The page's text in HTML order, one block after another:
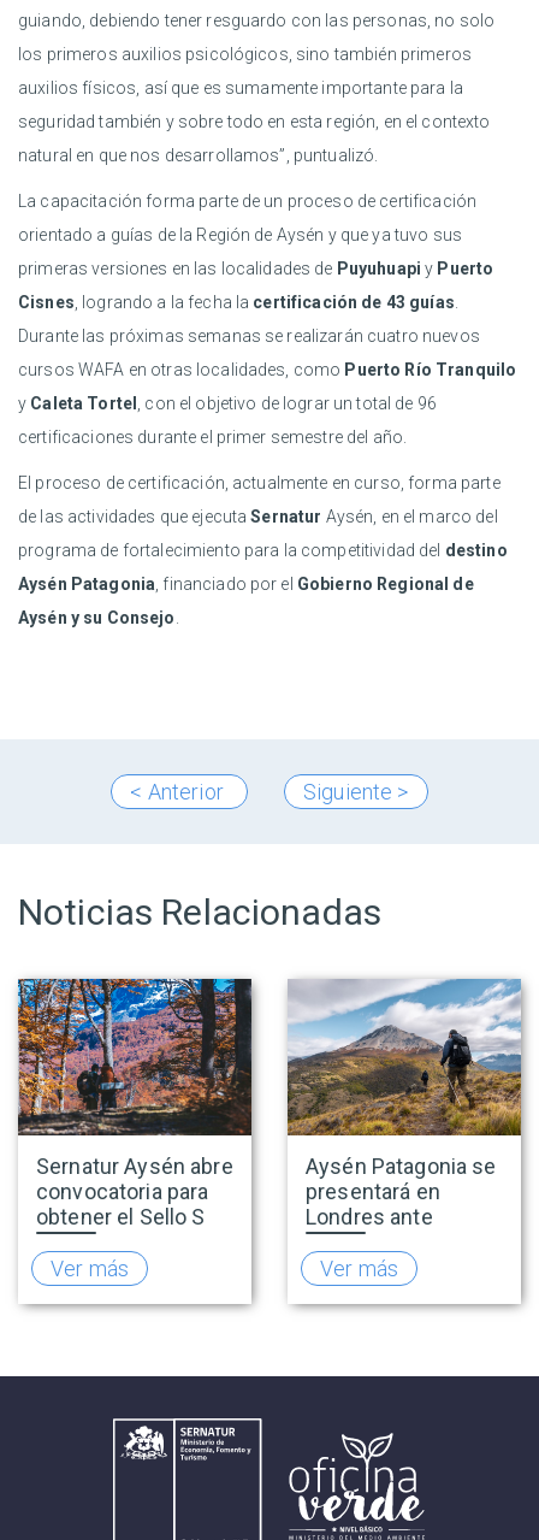
guiando, debiendo tener resguardo con las personas, no solo
los primeros auxilios psicológicos, sino también primeros
auxilios físicos, así que es sumamente importante para la
seguridad también y sobre todo en esta región, en el contexto
natural en que nos desarrollamos”, puntualizó.
La capacitación forma parte de un proceso de certificación
orientado a guías de la Región de Aysén y que ya tuvo sus
primeras versiones en las localidades de Puyuhuapi y Puerto
Cisnes , logrando a la fecha la certificación de 43 guías
Durante las próximas semanas se realizarán cuatro nuevos
cursos WAFA en otras localidades, como Puerto Río Tranquilo
y Caleta Tortel
, con el objetivo de lograr un total de 96
certificaciones durante el primer semestre del año.
El proceso de certificación, actualmente en curso, forma parte
de las actividades que ejecutaSernatur Aysén, en el marco del
programa de fortalecimiento para la competitividad del destino
Aysén Patagonia , financiado por el Gobierno Regional de
Aysén y su Consejo
< Anterior Siguiente >
Noticias Relacionadas
Sernatur Aysén abre
convocatoria para
obtener el Sello S
de Sustentabilidad
Turística
Ver más
Aysén Patagonia se
presentará en
Londres ante
operadores
turísticos y prensa
especializada
Ver más